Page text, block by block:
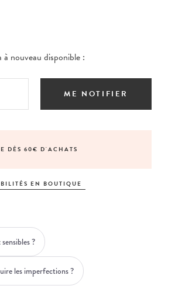
nouveau disponible :
ME NOTIFIER
DÈS 60€ D'ACHATS
EN BOUTIQUE
?
les imperfections ?